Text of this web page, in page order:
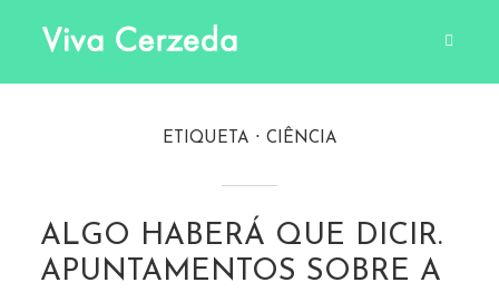
ETIQUETA CIÊNCIA
ALGO HABERÁ QUE DICIR.
APUNTAMENTOS SOBRE A